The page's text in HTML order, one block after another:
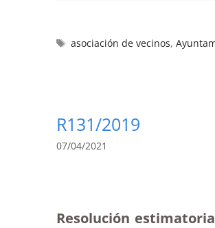
asociación de vecinos,
R131/2019
07/04/2021
Resolución